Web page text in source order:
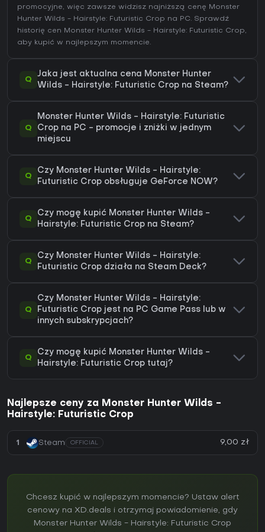
promocyjne, więc zawsze widzisz najniższą cenę Monster
Hunter Wilds - Hairstyle: Futuristic Crop na PC. Sprawdź
historię cen Monster Hunter Wilds - Hairstyle: Futuristic Crop,
aby kupić w najlepszym momencie.
Q
Jaka jest aktualna cena Monster Hunter
Wilds - Hairstyle: Futuristic Crop na Steam?
Q
Monster Hunter Wilds - Hairstyle: Futuristic
Crop na PC - promocje i zniżki w jednym
miejscu
Q
Czy Monster Hunter Wilds - Hairstyle:
Futuristic Crop obsługuje GeForce NOW?
Q
Czy mogę kupić Monster Hunter Wilds -
Hairstyle: Futuristic Crop na Steam?
Q
Czy Monster Hunter Wilds - Hairstyle:
Futuristic Crop działa na Steam Deck?
Q
Czy Monster Hunter Wilds - Hairstyle:
Futuristic Crop jest na PC Game Pass lub w
innych subskrypcjach?
Q
Czy mogę kupić Monster Hunter Wilds -
Hairstyle: Futuristic Crop tutaj?
Najlepsze ceny za Monster Hunter Wilds -
Hairstyle: Futuristic Crop
1 Steam OFFICIAL 9,00 zł
Chcesz kupić w najlepszym momencie? Ustaw alert
cenowy na XD.deals i otrzymaj powiadomienie, gdy
Monster Hunter Wilds - Hairstyle: Futuristic Crop